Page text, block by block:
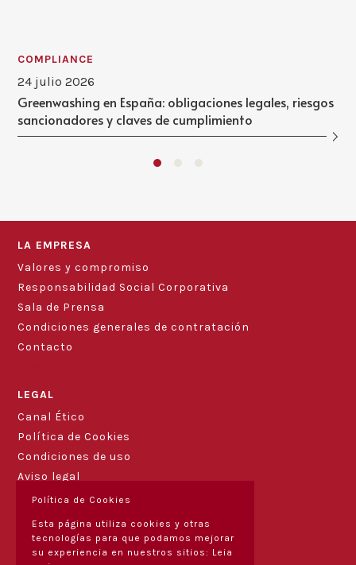
COMPLIANCE
24 julio 2026
Greenwashing en España: obligaciones legales, riesgos
sancionadores y claves de cumplimiento
LA EMPRESA
Valores y compromiso
Responsabilidad Social Corporativa
Sala de Prensa
Condiciones generales de contratación
Contacto
LEGAL
Canal Ético
Política de Cookies
Condiciones de uso
Aviso legal
Política de Cookies
Esta página utiliza cookies y otras
tecnologías para que podamos mejorar
su experiencia en nuestros sitios: Leia